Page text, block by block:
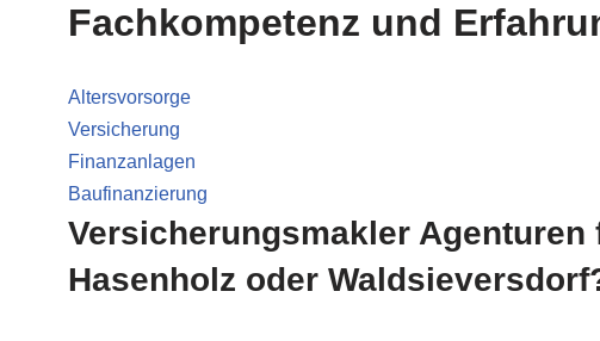
Fachkompetenz und
Altersvorsorge
Versicherung
Finanzanlagen
Baufinanzierung
Versicherungsmakler
Hasenholz oder